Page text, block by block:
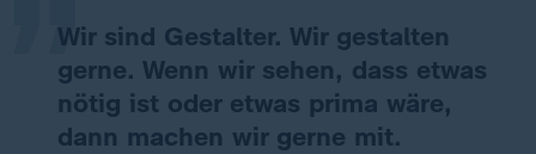
Wir sind Gestalter. Wir gestalten
gerne. Wenn wir sehen, dass etwas
nötig ist oder etwas prima wäre,
dann machen wir gerne mit.